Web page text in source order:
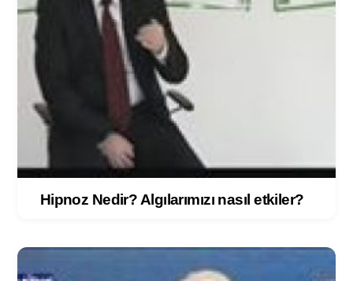
Hipnoz Nedir? Algılarımızı nasıl etkiler?